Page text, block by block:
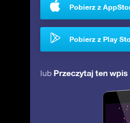
Pobierz z
Pobierz z Play
lub Przeczytaj ten wpis